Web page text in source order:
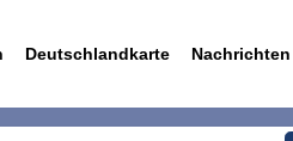
Deutschlandkarte Nachrichten